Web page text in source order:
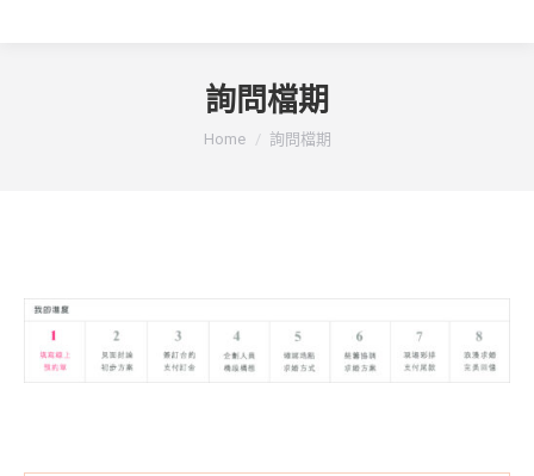
詢問檔期
You are here:
Home 詢問檔期